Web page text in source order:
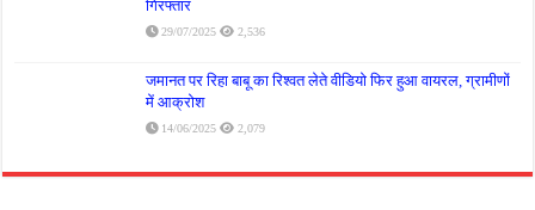
गिरफ्तार
29/07/2025 2,536
जमानत पर रिहा बाबू का रिश्वत लेते वीडियो फिर हुआ वायरल, ग्रामीणों
में आक्रोश
14/06/2025 2,079